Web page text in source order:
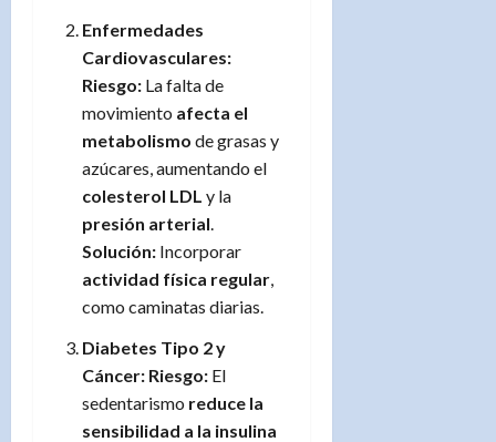
Enfermedades
Cardiovasculares:
Riesgo: La falta de
movimiento afecta el
metabolismo de grasas y
azúcares, aumentando el
colesterol LDL y la
presión arterial
Solución: Incorporar
actividad física regular
como caminatas diarias.
Diabetes Tipo 2 y
Cáncer: Riesgo: El
sedentarismo reduce la
sensibilidad a la insulina